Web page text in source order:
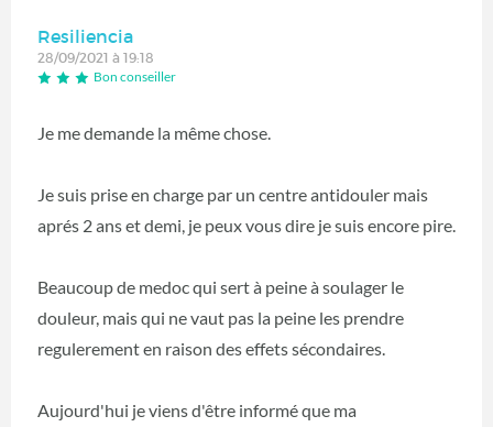
Resiliencia
28/09/2021 à 19:18
Bon conseiller
Je me demande la même chose.
Je suis prise en charge par un centre antidouler mais
aprés 2 ans et demi, je peux vous dire je suis encore pire.
Beaucoup de medoc qui sert à peine à soulager le
douleur, mais qui ne vaut pas la peine les prendre
regulerement en raison des effets sécondaires.
Aujourd'hui je viens d'être informé que ma